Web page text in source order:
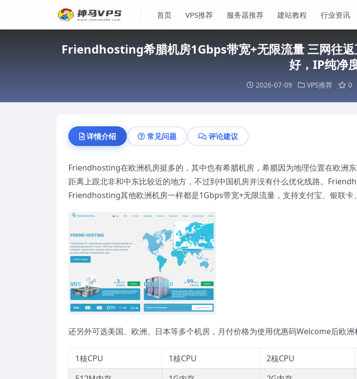
首页 VPS推荐 服务器推荐 建站教程 行业资讯
Friendhosting希腊机房1Gbps带宽+无限流量 三网往
好，IP纯净
2026-07-09 VPS推荐 0
详情介绍 常见问题 评论建议
Friendhosting在欧洲机房挺多的，其中也有希腊机房，希腊因为地理位置在欧洲
距离上跟北非和中东比较近的地方，不过到中国机房并没有什么优化线路。
Friendhosting其他欧洲机房一样都是1Gbps带宽+无限流量，支持支付宝、银联卡
还另外可选美国、欧洲、日本等多个机房，月付价格为使用优惠码Welcome后欧洲
1核CPU 1核CPU 2核CPU